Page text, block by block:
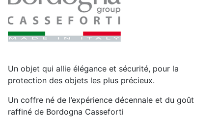
Un objet qui allie élégance et sécurité, pour la
protection des objets les plus précieux.
Un coffre né de l’expérience décennale et du goût
raffiné de Bordogna Casseforti